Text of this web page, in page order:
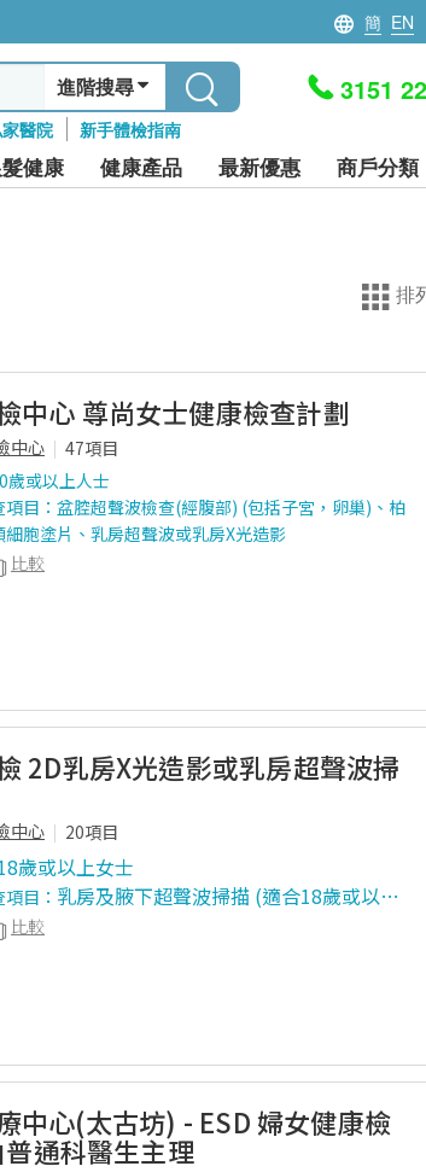
簡 EN
進階搜尋
醫院 新手體檢指南
3151
健康 健康產品 最新優惠 商戶分類
排
中心 尊尚女士健康檢查計劃
中心
47項目
歲或以上人士
項目：盆腔超聲波檢查(經腹部) (包括子宮，卵巢)、柏
細胞塗片、乳房超聲波或乳房X光造影
比較
2D乳房X光造影或乳房超聲波掃
中心 20項目
歲或以上女士
目： 乳房及腋下超聲波掃描 (適合18歲或以…
比較
中心(太古坊) - ESD 婦女健康檢
通科醫生主理